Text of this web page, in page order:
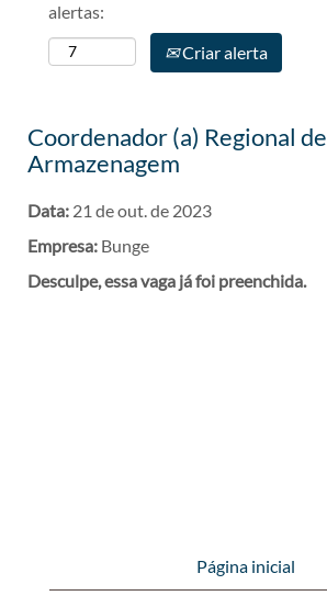
alertas:
Criar alerta
Coordenador (a) Regional de
Armazenagem
Data: 21 de out. de 2023
Empresa: Bunge
Desculpe, essa vaga já foi preenchida.
Página inicial